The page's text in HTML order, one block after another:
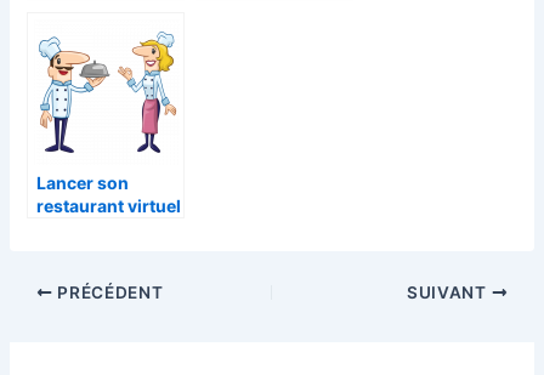
Comment les
surprendre ?
Lancer son
restaurant virtuel
PRÉCÉDENT SUIVANT